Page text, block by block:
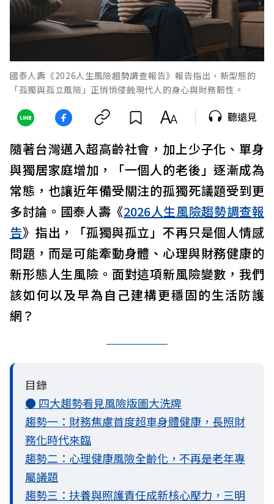
國泰人壽《2026人生風險趨勢調查報告》報告指出，新型態的
「孤獨與孤立風險」正悄悄侵蝕現代人的身心與財務韌性。
聽遠見
隨著台灣邁入超高齡社會，加上少子化、單身
與獨居家庭增加，「一個人的老後」逐漸成為
常態，也讓近年備受關注的孤獨死議題受到更
多討論。國泰人壽《2026人生風險趨勢調查報
告》指出，「孤獨與孤立」不再只是個人情感
問題，而是可能牽動身體、心理與財務健康的
新形態人生風險。面對這項新風險變數，我們
該如何以及早為自己建構更穩固的生活防護
網？
目錄
● 四大趨勢看見風險版圖大洗牌
趨勢一：財務焦慮首度超車身體健康，長照財
務化時代來臨
趨勢二：心理健康風險全齡化，不再是老年專
屬議題
趨勢三：扶養與照護責任成新核心壓力，三明